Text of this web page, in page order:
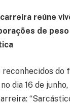
reúne
de
reconhecidos do
dia 16 de